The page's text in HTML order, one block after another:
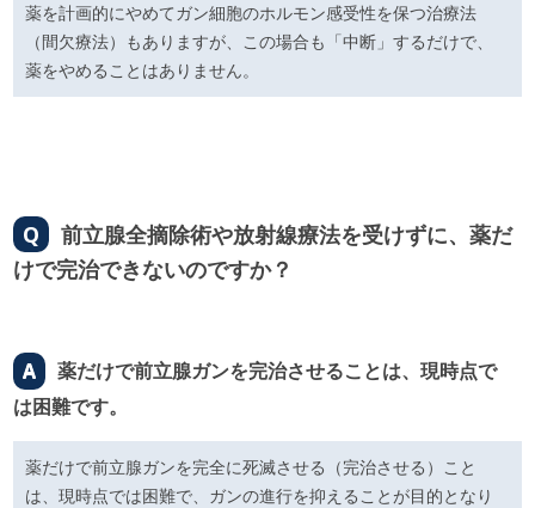
薬を計画的にやめてガン細胞のホルモン感受性を保つ治療法
（間欠療法）もありますが、この場合も「中断」するだけで、
薬をやめることはありません。
Q
前立腺全摘除術や放射線療法を受けずに、薬だ
けで完治できないのですか？
A
薬だけで前立腺ガンを完治させることは、現時点で
は困難です。
薬だけで前立腺ガンを完全に死滅させる（完治させる）こと
は、現時点では困難で、ガンの進行を抑えることが目的となり